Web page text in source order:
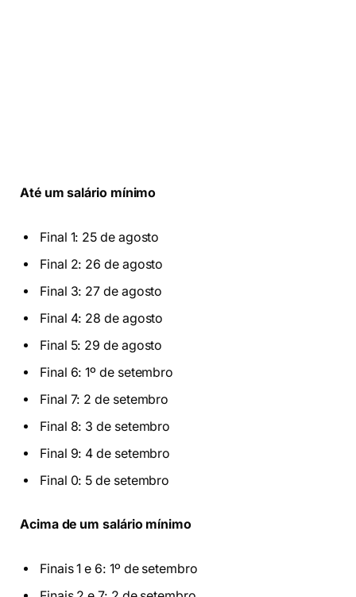
Até um salário mínimo
Final 1: 25 de agosto
Final 2: 26 de agosto
Final 3: 27 de agosto
Final 4: 28 de agosto
Final 5: 29 de agosto
Final 6: 1º de setembro
Final 7: 2 de setembro
Final 8: 3 de setembro
Final 9: 4 de setembro
Final 0: 5 de setembro
Acima de um salário mínimo
Finais 1 e 6: 1º de setembro